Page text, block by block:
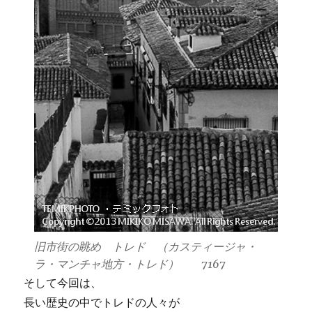
旧市街の眺め トレド （カスティージャ・
ラ・マンチャ地方・トレド） 7167
そして今回は、
長い歴史の中でトレドの人々が